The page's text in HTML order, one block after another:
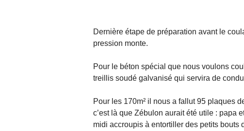
Dernière étape de préparation avant le
pression monte.
Pour le béton spécial que nous voulons
treillis soudé galvanisé qui servira de
Pour les 170m² il nous a fallut 95 plaques
c’est là que Zébulon aurait été utile : papa
midi accroupis à entortiller des petits bouts